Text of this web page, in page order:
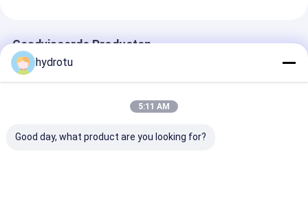
Geadviseerde Producten
hydrotu
5:11 AM
Good day, what product are you looking for?